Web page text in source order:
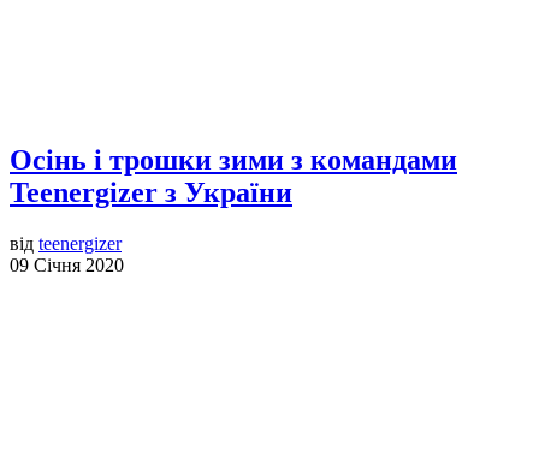
Осінь і трошки зими з командами
Teenergizer з України
від teenergizer
09 Січня 2020